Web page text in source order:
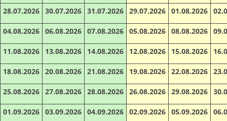
28.07.2026 30.07.2026 31.07.2026 29.07.2026 01.08.2026
04.08.2026 06.08.2026 07.08.2026 05.08.2026 08.08.2026
11.08.2026 13.08.2026 14.08.2026 12.08.2026 15.08.2026
18.08.2026 20.08.2026 21.08.2026 19.08.2026 22.08.2026
25.08.2026 27.08.2026 28.08.2026 26.08.2026 29.08.2026
01.09.2026 03.09.2026 04.09.2026 02.09.2026 05.09.2026